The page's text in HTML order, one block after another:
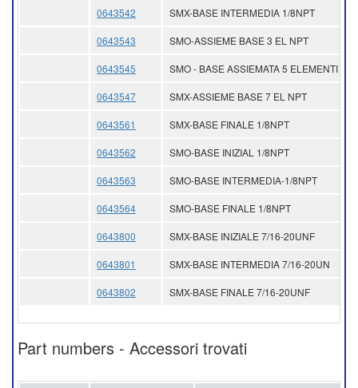
0643542 SMX-BASE INTERMEDIA 1/8NPT
0643543 SMO-ASSIEME BASE 3 EL NPT
0643545 SMO - BASE ASSIEMATA 5 ELEMENTI
0643547 SMX-ASSIEME BASE 7 EL NPT
0643561 SMX-BASE FINALE 1/8NPT
0643562 SMO-BASE INIZIAL 1/8NPT
0643563 SMO-BASE INTERMEDIA-1/8NPT
0643564 SMO-BASE FINALE 1/8NPT
0643800 SMX-BASE INIZIALE 7/16-20UNF
0643801 SMX-BASE INTERMEDIA 7/16-20UN
0643802 SMX-BASE FINALE 7/16-20UNF
Part numbers - Accessori trovati